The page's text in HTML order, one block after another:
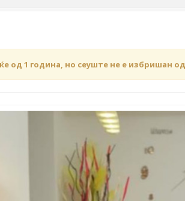
од 1 година, но сеуште не е избришан